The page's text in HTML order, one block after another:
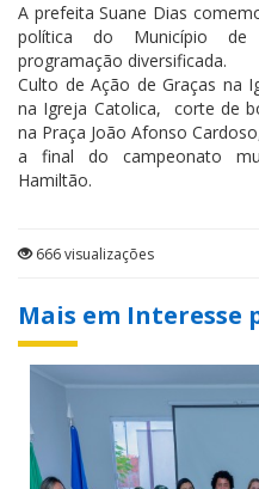
A prefeita Suane Dias
política do Município
programação diversificada.
Culto de Ação de Graças na
na Igreja Catolica, corte de
na Praça João Afonso
a final do campeonato
Hamiltão.
666 visualizações
Mais em Interesse